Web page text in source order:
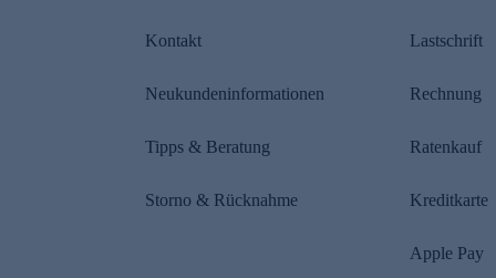
Kontakt
Neukundeninformationen
Tipps & Beratung
Storno & Rücknahme
Lastschrift
Rechnung
Ratenkauf
Kreditkarte
Apple Pay